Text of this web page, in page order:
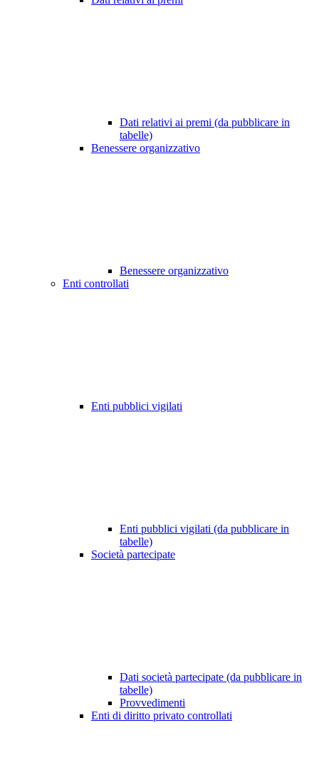
Dati relativi ai premi (da pubblicare in
tabelle)
Benessere organizzativo
Benessere organizzativo
Enti controllati
Enti pubblici vigilati
Enti pubblici vigilati (da pubblicare in
tabelle)
Società partecipate
Dati società partecipate (da pubblicare in
tabelle)
Provvedimenti
Enti di diritto privato controllati